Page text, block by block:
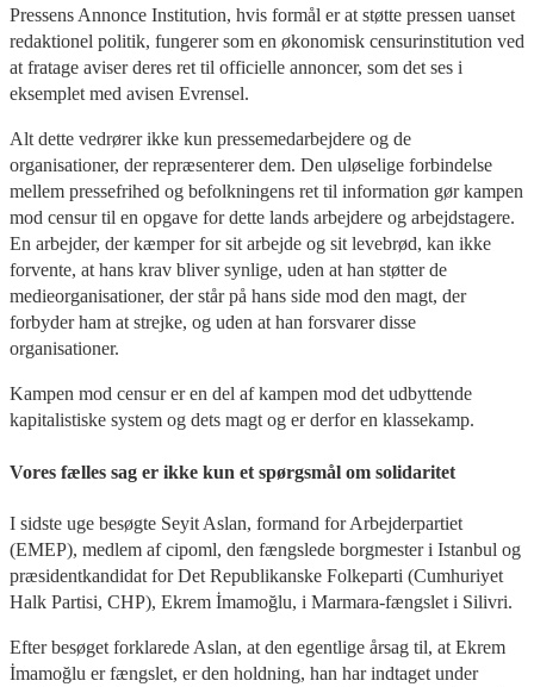
Pressens Annonce Institution, hvis formål er at støtte pressen uanset
redaktionel politik, fungerer som en økonomisk censurinstitution ved
at fratage aviser deres ret til officielle annoncer, som det ses i
eksemplet med avisen Evrensel.
Alt dette vedrører ikke kun pressemedarbejdere og de
organisationer, der repræsenterer dem. Den uløselige forbindelse
mellem pressefrihed og befolkningens ret til information gør kampen
mod censur til en opgave for dette lands arbejdere og arbejdstagere.
En arbejder, der kæmper for sit arbejde og sit levebrød, kan ikke
forvente, at hans krav bliver synlige, uden at han støtter de
medieorganisationer, der står på hans side mod den magt, der
forbyder ham at strejke, og uden at han forsvarer disse
organisationer.
Kampen mod censur er en del af kampen mod det udbyttende
kapitalistiske system og dets magt og er derfor en klassekamp.
Vores fælles sag er ikke kun et spørgsmål om solidaritet
I sidste uge besøgte Seyit Aslan, formand for Arbejderpartiet
(EMEP), medlem af cipoml, den fængslede borgmester i Istanbul og
præsidentkandidat for Det Republikanske Folkeparti (Cumhuriyet
Halk Partisi, CHP), Ekrem İmamoğlu, i Marmara-fængslet i Silivri.
Efter besøget forklarede Aslan, at den egentlige årsag til, at Ekrem
İmamoğlu er fængslet, er den holdning, han har indtaget under